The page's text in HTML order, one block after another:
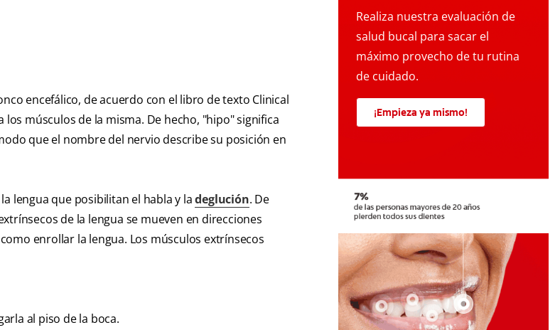
encefálico, de acuerdo con el libro de texto Clinical
músculos de la misma. De hecho, "hipo" significa
que el nombre del nervio describe su posición en
lengua que posibilitan el habla y ladeglución. De
de la lengua se mueven en direcciones
enrollar la lengua. Los músculos extrínsecos
al piso de la boca.
Realiza nuestra evaluación de
salud bucal para sacar el
máximo provecho de tu rutina
de cuidado.
¡Empieza ya mismo!